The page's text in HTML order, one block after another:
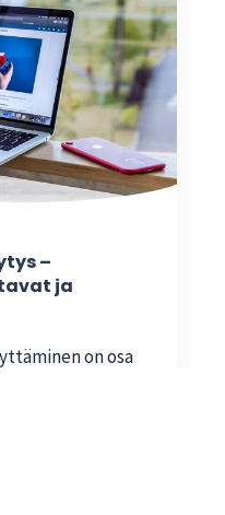
–
ja
on osa